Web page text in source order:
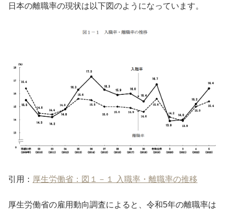
日本の離職率の現状は以下図のようになっています。
引用： 厚生労働省：図１－１ 入職率・離職率の推移
厚生労働省の雇用動向調査によると、令和5年の離職率は